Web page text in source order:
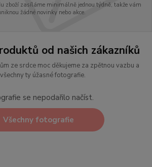
zboží zasíláme minimálně jednou týdně, takže vám
žádné novinky nebo akce.
od našich zákazníků
ze srdce moc děkujeme za zpětnou vazbu a
ty úžasné fotografie.
se nepodařilo načíst.
Všechny fotografie